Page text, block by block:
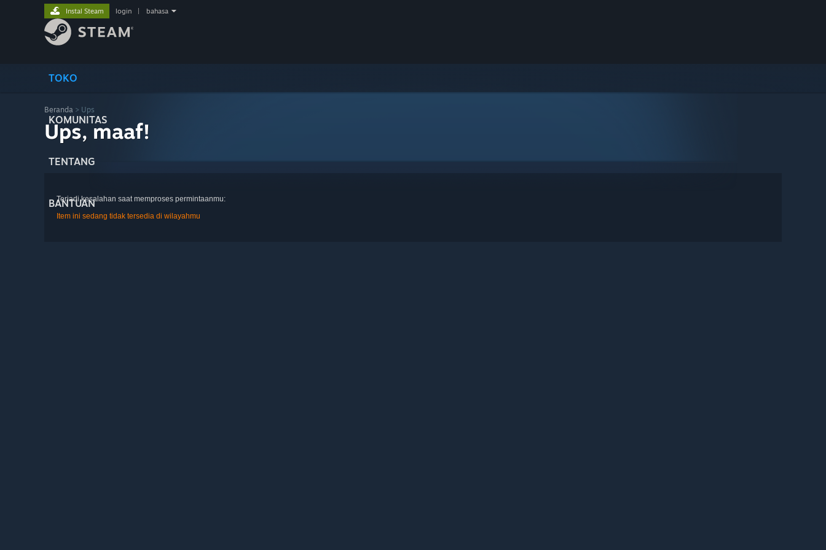
TOKO
KOMUNITAS
TENTANG
BANTUAN
Instal Steam login bahasa
Beranda > Ups
Ups, maaf!
Terjadi kesalahan saat memproses permintaanmu:
Item ini sedang tidak tersedia di wilayahmu